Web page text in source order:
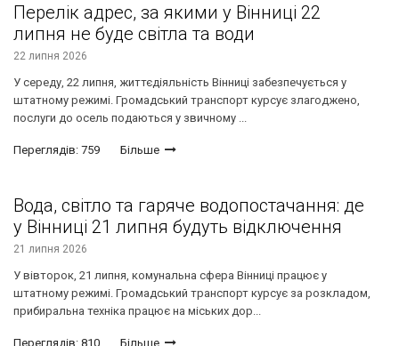
Перелік адрес, за якими у Вінниці 22
липня не буде світла та води
22 липня 2026
У середу, 22 липня, життєдіяльність Вінниці забезпечується у
штатному режимі. Громадський транспорт курсує злагоджено,
послуги до осель подаються у звичному ...
Переглядів: 759 Більше
Вода, світло та гаряче водопостачання: де
у Вінниці 21 липня будуть відключення
21 липня 2026
У вівторок, 21 липня, комунальна сфера Вінниці працює у
штатному режимі. Громадський транспорт курсує за розкладом,
прибиральна техніка працює на міських дор...
Переглядів: 810 Більше